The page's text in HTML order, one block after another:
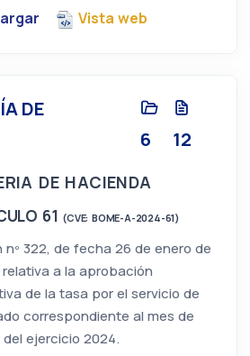
Vista web
DE
6 12
DE HACIENDA
61 (CVE: BOME-A-2024-61)
nº 322, de fecha 26 de enero de
a la aprobación
de la tasa por el servicio de
correspondiente al mes de
ejercicio 2024.